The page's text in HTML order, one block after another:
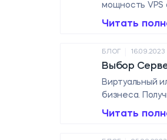
БЛОГ 16.09.2023
Выбор
Виртуальный
бизнеса.
Читать
мощность VPS
Читать